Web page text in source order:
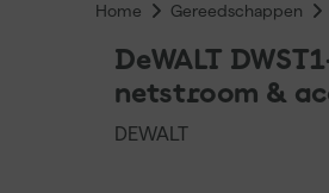
Home Gereedschappen
DeWALT
netstroom &
DEWALT